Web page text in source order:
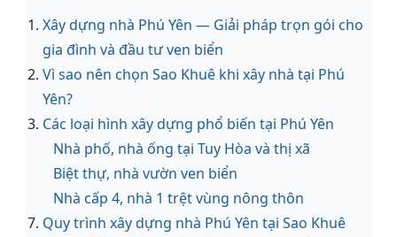
Xây dựng nhà Phú Yên — Giải pháp trọn gói cho
gia đình và đầu tư ven biển
Vì sao nên chọn Sao Khuê khi xây nhà tại Phú
Yên?
Các loại hình xây dựng phổ biến tại Phú Yên
Nhà phố, nhà ống tại Tuy Hòa và thị xã
Biệt thự, nhà vườn ven biển
Nhà cấp 4, nhà 1 trệt vùng nông thôn
Quy trình xây dựng nhà Phú Yên tại Sao Khuê